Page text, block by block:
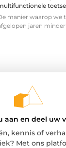
manier waarop we
jaren
aan en deel uw
kennis of
Met ons